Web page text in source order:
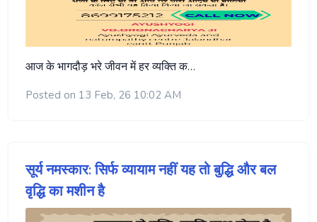
आज के भागदौड़ भरे जीवन में हर व्यक्ति क…
Posted on 13 Feb, 26 10:02 AM
सूर्य नमस्कार: सिर्फ व्यायाम नहीं यह तो बुद्धि और बल
वृद्धि का मशीन है